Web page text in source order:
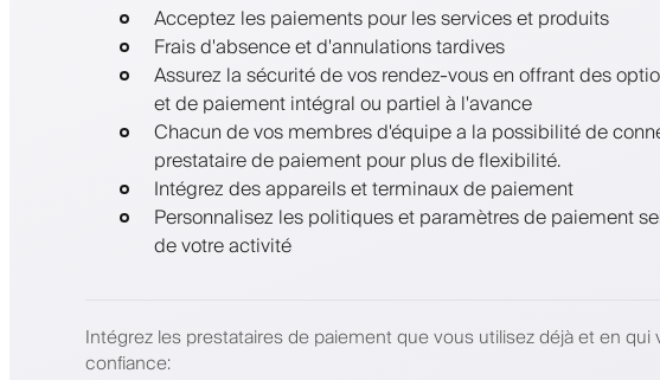
Acceptez les paiements pour les services et produits
Frais d'absence et d'annulations tardives
Assurez la sécurité de vos rendez-vous en offrant des
et de paiement intégral ou partiel à l'avance
Chacun de vos membres d'équipe a la possibilité de
prestataire de paiement pour plus de flexibilité.
Intégrez des appareils et terminaux de paiement
Personnalisez les politiques et paramètres de paiement
de votre activité
Intégrez les prestataires de paiement que vous utilisez déjà et en qui
confiance: